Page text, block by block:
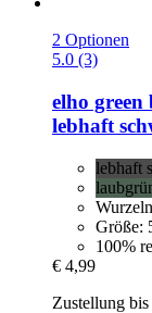
2 Optionen
5.0 (3)
elho green
lebhaft
lebhaft
Größe:
100%
€ 4,99
Zustellung